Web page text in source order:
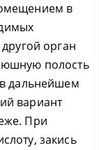
в
орган
полость
дальнейшем
вариант
При
закись